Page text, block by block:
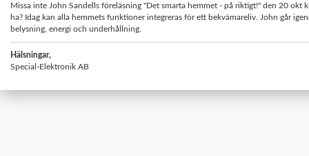
Missa inte John Sandells föreläsning "Det smarta hemmet - på riktigt!" den 20 okt
ha? Idag kan alla hemmets funktioner integreras för ett bekvämareliv. John går
belysning, energi och underhållning.
Hälsningar,
Special-Elektronik AB